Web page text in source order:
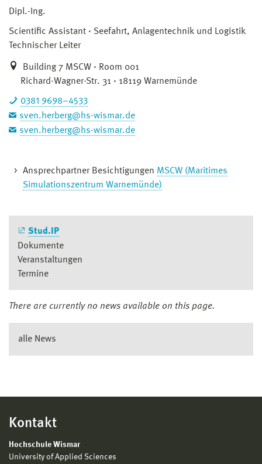
Dipl.-Ing.
Scientific Assistant
Seefahrt, Anlagentechnik und Logistik
Technischer Leiter
Building 7 MSCW · Room 001
Richard-Wagner-Str. 31 · 18119 Warnemünde
0381 9698–4533
sven.herberg@hs-wismar.de
sven.herberg@hs-wismar.de
Ansprechpartner Besichtigungen MSCW (Maritimes
Simulationszentrum Warnemünde)
Stud.IP
Dokumente
Veranstaltungen
Termine
There are currently no news available on this page.
alle News
Kontakt
Hochschule Wismar
University of Applied Sciences